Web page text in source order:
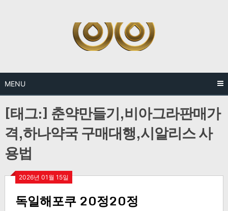
MENU
[태그:] 춘약만들기,비아그라판매가
격,하나약국 구매대행,시알리스 사
용법
2026년 01월 15일
독일해포쿠 20정20정